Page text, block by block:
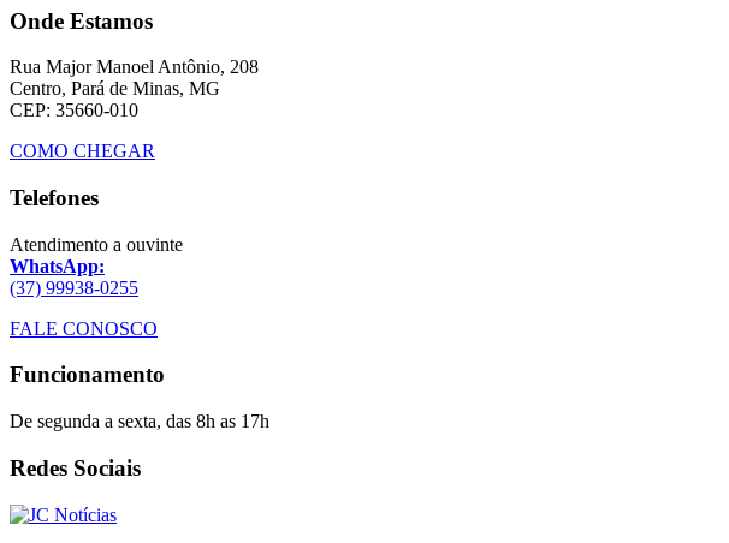
Onde Estamos
Rua Major Manoel Antônio, 208
Centro, Pará de Minas, MG
CEP: 35660-010
COMO CHEGAR
Telefones
Atendimento a ouvinte
WhatsApp:
(37) 99938-0255
FALE CONOSCO
Funcionamento
De segunda a sexta, das 8h as 17h
Redes Sociais